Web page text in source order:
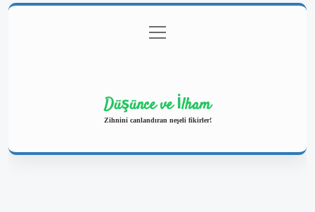
Gizlilik Politikası
menüyü
aç
Düşünce ve İlham
Zihnini canlandıran neşeli fikirler!